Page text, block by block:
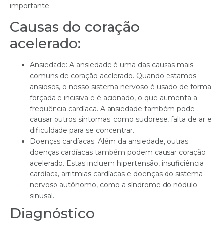
importante.
Causas do coração
acelerado:
Ansiedade: A ansiedade é uma das causas mais
comuns de coração acelerado. Quando estamos
ansiosos, o nosso sistema nervoso é usado de forma
forçada e incisiva e é acionado, o que aumenta a
frequência cardíaca. A ansiedade também pode
causar outros sintomas, como sudorese, falta de ar e
dificuldade para se concentrar.
Doenças cardíacas: Além da ansiedade, outras
doenças cardíacas também podem causar coração
acelerado. Estas incluem hipertensão, insuficiência
cardíaca, arritmias cardíacas e doenças do sistema
nervoso autônomo, como a síndrome do nódulo
sinusal.
Diagnóstico